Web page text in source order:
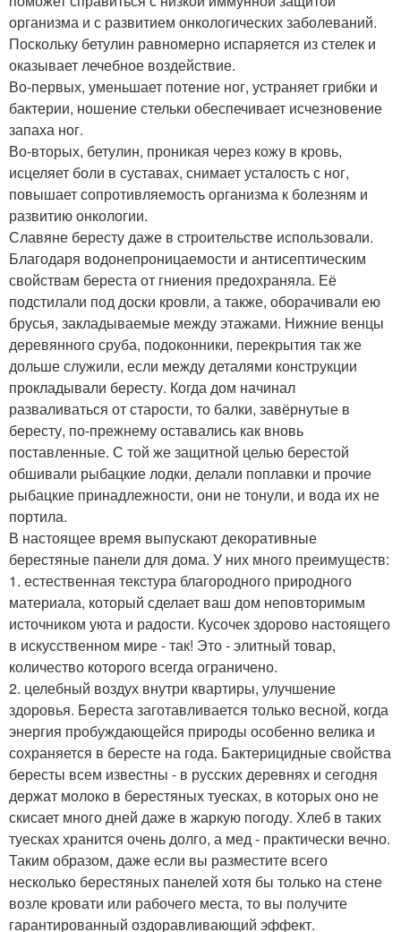
организма и с развитием онкологических заболеваний.
Поскольку бетулин равномерно испаряется из стелек и
оказывает лечебное воздействие.
Во-первых, уменьшает потение ног, устраняет грибки и
бактерии, ношение стельки обеспечивает исчезновение
запаха ног.
Во-вторых, бетулин, проникая через кожу в кровь,
исцеляет боли в суставах, снимает усталость с ног,
повышает сопротивляемость организма к болезням и
развитию онкологии.
Славяне бересту даже в строительстве использовали.
Благодаря водонепроницаемости и антисептическим
свойствам береста от гниения предохраняла. Её
подстилали под доски кровли, а также, оборачивали ею
брусья, закладываемые между этажами. Нижние венцы
деревянного сруба, подоконники, перекрытия так же
дольше служили, если между деталями конструкции
прокладывали бересту. Когда дом начинал
разваливаться от старости, то балки, завёрнутые в
бересту, по-прежнему оставались как вновь
поставленные. С той же защитной целью берестой
обшивали рыбацкие лодки, делали поплавки и прочие
рыбацкие принадлежности, они не тонули, и вода их не
портила.
В настоящее время выпускают декоративные
берестяные панели для дома. У них много преимуществ:
1. естественная текстура благородного природного
материала, который сделает ваш дом неповторимым
источником уюта и радости. Кусочек здорово настоящего
в искусственном мире - так! Это - элитный товар,
количество которого всегда ограничено.
2. целебный воздух внутри квартиры, улучшение
здоровья. Береста заготавливается только весной, когда
энергия пробуждающейся природы особенно велика и
сохраняется в бересте на года. Бактерицидные свойства
бересты всем известны - в русских деревнях и сегодня
держат молоко в берестяных туесках, в которых оно не
скисает много дней даже в жаркую погоду. Хлеб в таких
туесках хранится очень долго, а мед - практически вечно.
Таким образом, даже если вы разместите всего
несколько берестяных панелей хотя бы только на стене
возле кровати или рабочего места, то вы получите
гарантированный оздоравливающий эффект.